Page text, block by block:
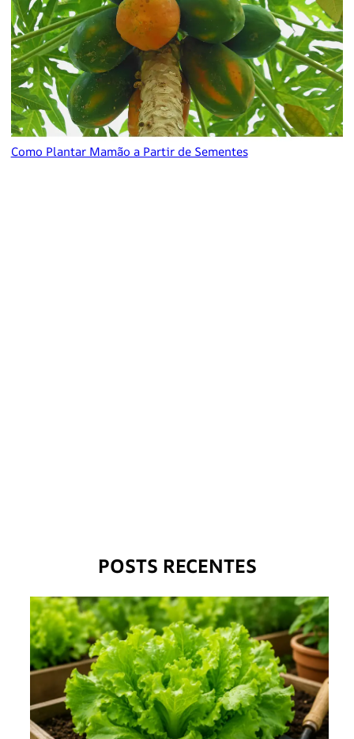
Como Plantar Mamão a Partir de Sementes
POSTS RECENTES